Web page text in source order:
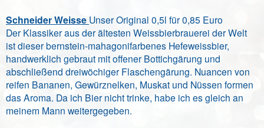
Schneider Weisse Unser Original 0,5l für 0,85 Euro
Der Klassiker aus der ältesten Weissbierbrauerei der Welt
ist dieser bernstein-mahagonifarbenes Hefeweissbier,
handwerklich gebraut mit offener Bottichgärung und
abschließend dreiwöchiger Flaschengärung. Nuancen von
reifen Bananen, Gewürznelken, Muskat und Nüssen formen
das Aroma. Da ich Bier nicht trinke, habe ich es gleich an
meinem Mann weitergegeben.